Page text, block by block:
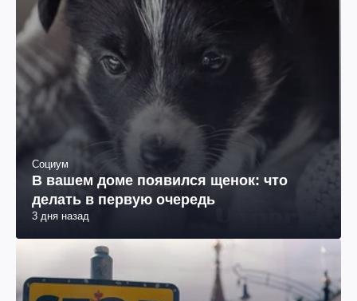
Социум
В вашем доме появился щенок: что
делать в первую очередь
3 дня назад